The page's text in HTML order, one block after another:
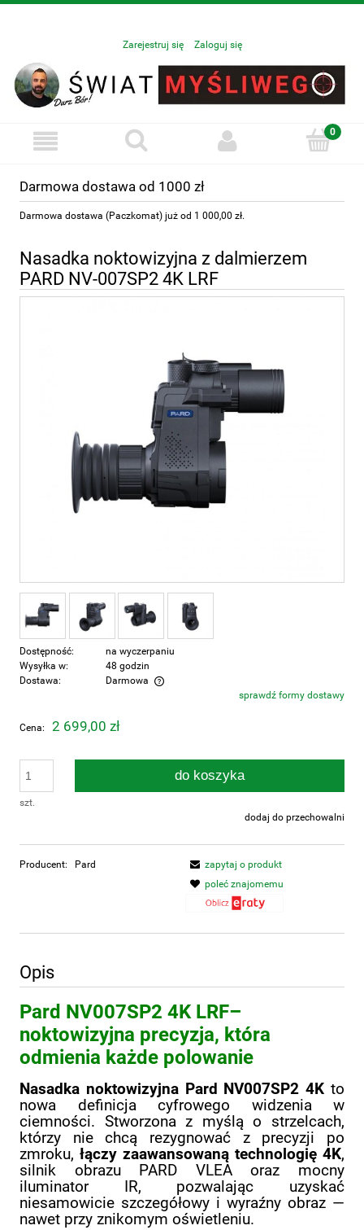
Zarejestruj się Zaloguj się
Darmowa dostawa od 1000 zł
Darmowa dostawa (Paczkomat) już od 1 000,00 zł.
Nasadka noktowizyjna z dalmierzem
PARD NV-007SP2 4K LRF
Dostępność:
na wyczerpaniu
Wysyłka w:
48 godzin
Dostawa:
Darmowa
Cena nie zawiera ewentualnych kosztów płatnościsprawdź formy dostawy
Cena: 2 699,00 zł
szt.
do koszyka
dodaj do przechowalni
Producent: Pard
zapytaj o produkt
poleć znajomemu
Opis
Pard NV007SP2 4K LRF–
noktowizyjna precyzja, która
odmienia każde polowanie
Nasadka noktowizyjna Pard NV007SP2 4K to
nowa definicja cyfrowego widzenia w
ciemności. Stworzona z myślą o strzelcach,
którzy nie chcą rezygnować z precyzji po
zmroku, łączy zaawansowaną technologię 4K,
silnik obrazu PARD VLEA oraz mocny
iluminator IR, pozwalając uzyskać
niesamowicie szczegółowy i wyraźny obraz —
nawet przy znikomym oświetleniu.